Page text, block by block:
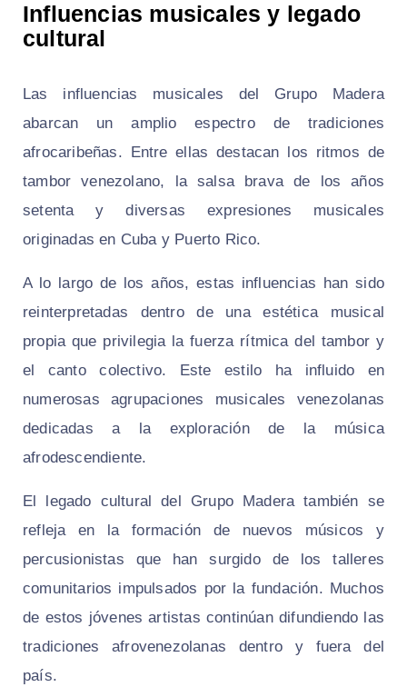
Influencias musicales y legado
cultural
Las influencias musicales del Grupo Madera
abarcan un amplio espectro de tradiciones
afrocaribeñas. Entre ellas destacan los ritmos de
tambor venezolano, la salsa brava de los años
setenta y diversas expresiones musicales
originadas en Cuba y Puerto Rico.
A lo largo de los años, estas influencias han sido
reinterpretadas dentro de una estética musical
propia que privilegia la fuerza rítmica del tambor y
el canto colectivo. Este estilo ha influido en
numerosas agrupaciones musicales venezolanas
dedicadas a la exploración de la música
afrodescendiente.
El legado cultural del Grupo Madera también se
refleja en la formación de nuevos músicos y
percusionistas que han surgido de los talleres
comunitarios impulsados por la fundación. Muchos
de estos jóvenes artistas continúan difundiendo las
tradiciones afrovenezolanas dentro y fuera del
país.